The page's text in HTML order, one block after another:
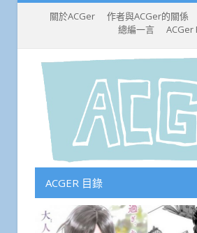
關於ACGer 作者與ACGer的關係
總編一言
ACGer
ACGER 目錄